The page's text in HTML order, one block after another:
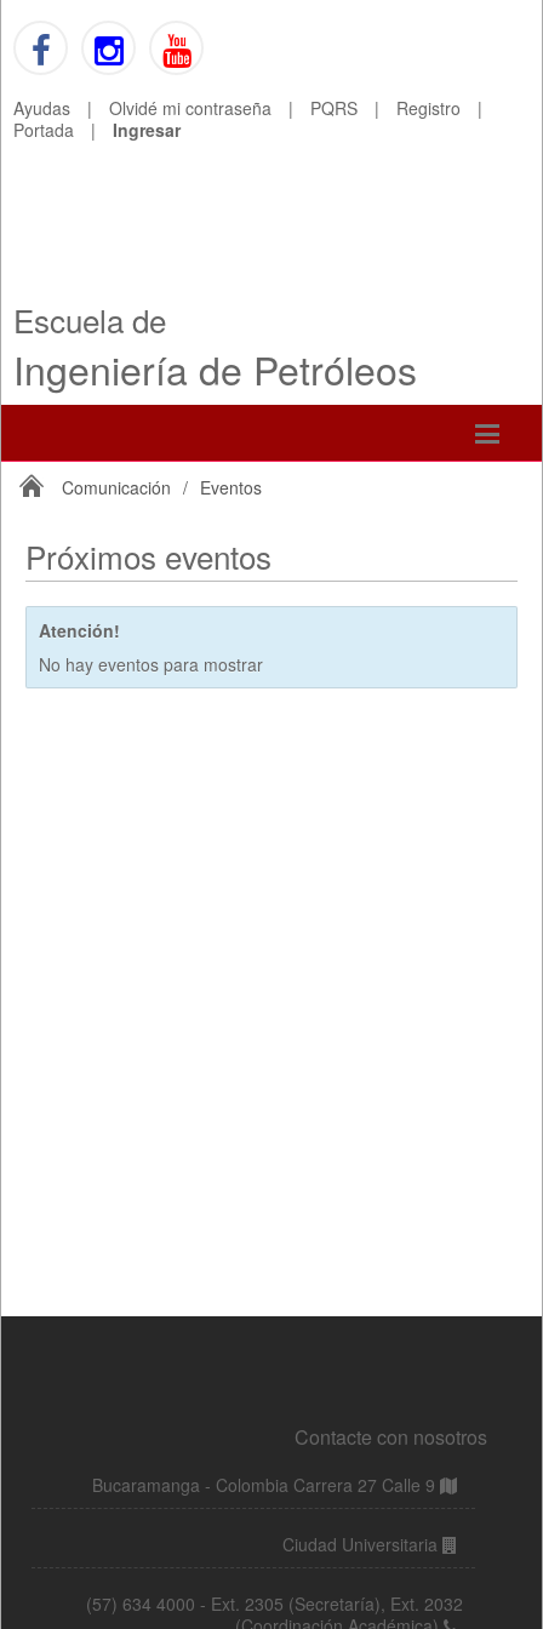
Ayudas | Olvidé mi contraseña | PQRS | Registro
|
Portada
| Ingresar
Escuela de
Ingeniería de Petróleos
Comunicación / Eventos
Contacte con nosotros
Bucaramanga - Colombia Carrera 27 Calle 9
Ciudad Universitaria
(57) 634 4000 - Ext. 2305 (Secretaría), Ext. 2032